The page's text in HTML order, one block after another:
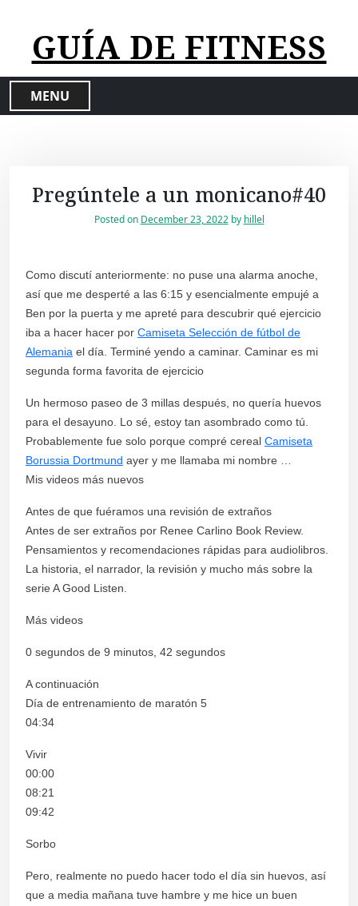
GUÍA DE FITNESS
MENU
Pregúntele a un monicano#40
Posted on December 23, 2022by hillel
Como discutí anteriormente: no puse una alarma anoche,
así que me desperté a las 6:15 y esencialmente empujé a
Ben por la puerta y me apreté para descubrir qué ejercicio
iba a hacer hacer por Camiseta Selección de fútbol de
Alemania el día. Terminé yendo a caminar. Caminar es mi
segunda forma favorita de ejercicio
Un hermoso paseo de 3 millas después, no quería huevos
para el desayuno. Lo sé, estoy tan asombrado como tú.
Probablemente fue solo porque compré cereal Camiseta
Borussia Dortmund ayer y me llamaba mi nombre …
Mis videos más nuevos
Antes de que fuéramos una revisión de extraños
Antes de ser extraños por Renee Carlino Book Review.
Pensamientos y recomendaciones rápidas para audiolibros.
La historia, el narrador, la revisión y mucho más sobre la
serie A Good Listen.
Más videos
0 segundos de 9 minutos, 42 segundos
A continuación
Día de entrenamiento de maratón 5
04:34
Vivir
00:00
08:21
09:42
Sorbo
Pero, realmente no puedo hacer todo el día sin huevos, así
que a media mañana tuve hambre y me hice un buen